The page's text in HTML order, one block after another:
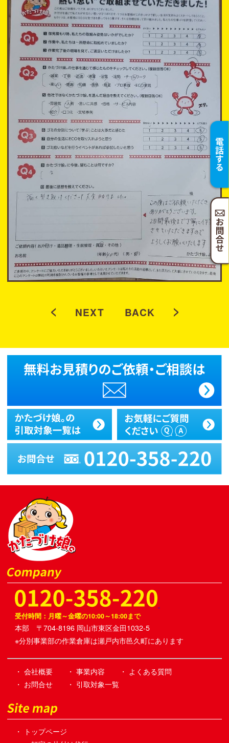
< NEXT BACK >
受付時間：月曜～金曜の10:00～18:00まで
本部 〒704-8196 岡山市東区金田1032-5
※分別事業部の作業倉庫は瀬戸内市邑久町にあります
・ 会社概要 ・ 事業内容
・ よくある質問
・ お問合せ
・ 引取対象一覧
・ トップページ